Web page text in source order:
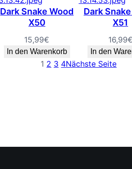
Dark Snake Wood
X50
15,99€
In den Warenkorb
Dark
X51
16,99€
In den
1 2 3 4Nächste Seite